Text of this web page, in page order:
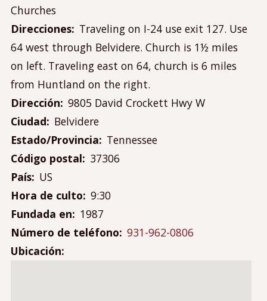
Churches
Direcciones
Traveling on I-24 use exit 127. Use
64 west through Belvidere. Church is 1½ miles
on left. Traveling east on 64, church is 6 miles
from Huntland on the right.
Dirección 9805 David Crockett Hwy W
Ciudad
Belvidere
Estado/Provincia
Tennessee
Código postal
37306
País
US
Hora de culto 9:30
Fundada en
1987
Número de teléfono 931-962-0806
Ubicación
Acerca de Maná
Contáctanos
Menú
de
cuenta
de
usuario
Mi cuenta
Iniciar sesión